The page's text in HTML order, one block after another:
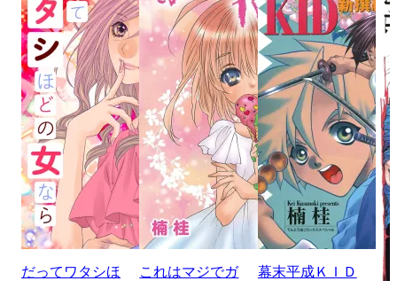
だってワタシほ
これはマジでガ
幕末平成ＫＩＤ